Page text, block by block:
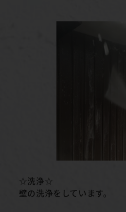
☆洗浄☆
壁の洗浄をしています。